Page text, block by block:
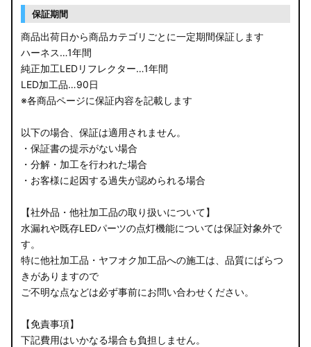
LA600S タントカスタム
LA150S ムーヴカスタム
LA700S ウェイク
GN0W アウトランダー
GK1W/GK9W エクリプスクロス
CV1W デリカD:5
B34A/B35A/B37A/B38A デリカミニ
B34W/B35W/B37W/B38W ekクロススペース
B34W/B35W/B37W/B38W ekクロス
KG CX-8
GU クロストレック
保証期間
商品出荷日から商品カテゴリごとに一定期間保証します
ハーネス…1年間
純正加工LEDリフレクター…1年間
LED加工品…90日
※各商品ページに保証内容を記載します
以下の場合、保証は適用されません。
・保証書の提示がない場合
・分解・加工を行われた場合
・お客様に起因する過失が認められる場合
【社外品・他社加工品の取り扱いについて】
水漏れや既存LEDパーツの点灯機能については保証対象外で
す。
特に他社加工品・ヤフオク加工品への施工は、品質にばらつ
きがありますので
ご不明な点などは必ず事前にお問い合わせください。
【免責事項】
下記費用はいかなる場合も負担しません。